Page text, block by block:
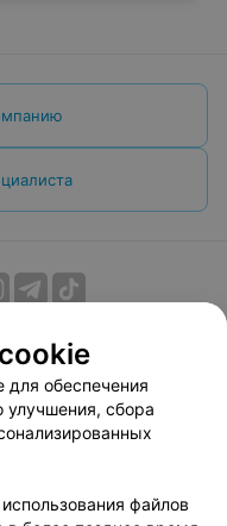
Способы оплаты
сервиса
для обеспечения
улучшения, сбора
файлов